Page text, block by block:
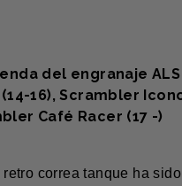
del engranaje
16), Scrambler
Café Racer (17 -)
retro correa tanque ha